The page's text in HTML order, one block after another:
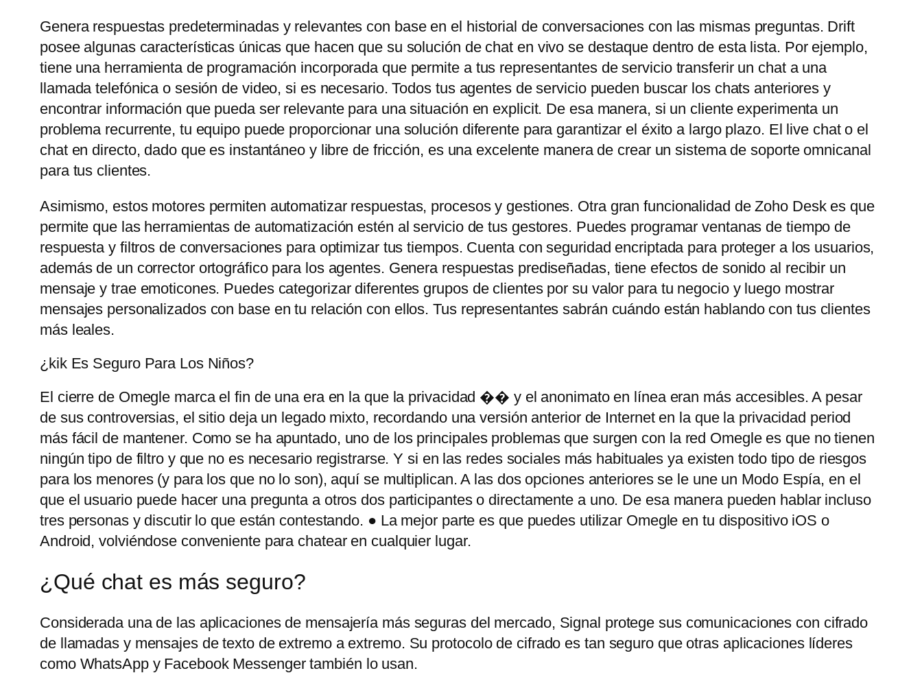
Genera respuestas predeterminadas y relevantes con base en el historial de conversaciones con las mismas preguntas. Drift
posee algunas características únicas que hacen que su solución de chat en vivo se destaque dentro de esta lista. Por ejemplo,
tiene una herramienta de programación incorporada que permite a tus representantes de servicio transferir un chat a una
llamada telefónica o sesión de video, si es necesario. Todos tus agentes de servicio pueden buscar los chats anteriores y
encontrar información que pueda ser relevante para una situación en explicit. De esa manera, si un cliente experimenta un
problema recurrente, tu equipo puede proporcionar una solución diferente para garantizar el éxito a largo plazo. El live chat o el
chat en directo, dado que es instantáneo y libre de fricción, es una excelente manera de crear un sistema de soporte omnicanal
para tus clientes.
Asimismo, estos motores permiten automatizar respuestas, procesos y gestiones. Otra gran funcionalidad de Zoho Desk es que
permite que las herramientas de automatización estén al servicio de tus gestores. Puedes programar ventanas de tiempo de
respuesta y filtros de conversaciones para optimizar tus tiempos. Cuenta con seguridad encriptada para proteger a los usuarios,
además de un corrector ortográfico para los agentes. Genera respuestas prediseñadas, tiene efectos de sonido al recibir un
mensaje y trae emoticones. Puedes categorizar diferentes grupos de clientes por su valor para tu negocio y luego mostrar
mensajes personalizados con base ​​en tu relación con ellos. Tus representantes sabrán cuándo están hablando con tus clientes
más leales.
¿kik Es Seguro Para Los Niños?
El cierre de Omegle marca el fin de una era en la que la privacidad �� y el anonimato en línea eran más accesibles. A pesar
de sus controversias, el sitio deja un legado mixto, recordando una versión anterior de Internet en la que la privacidad period
más fácil de mantener. Como se ha apuntado, uno de los principales problemas que surgen con la red Omegle es que no tienen
ningún tipo de filtro y que no es necesario registrarse. Y si en las redes sociales más habituales ya existen todo tipo de riesgos
para los menores (y para los que no lo son), aquí se multiplican. A las dos opciones anteriores se le une un Modo Espía, en el
que el usuario puede hacer una pregunta a otros dos participantes o directamente a uno. De esa manera pueden hablar incluso
tres personas y discutir lo que están contestando. ● La mejor parte es que puedes utilizar Omegle en tu dispositivo iOS o
Android, volviéndose conveniente para chatear en cualquier lugar.
¿Qué chat es más seguro?
Considerada una de las aplicaciones de mensajería más seguras del mercado, Signal protege sus comunicaciones con cifrado
de llamadas y mensajes de texto de extremo a extremo. Su protocolo de cifrado es tan seguro que otras aplicaciones líderes
como WhatsApp y Facebook Messenger también lo usan.